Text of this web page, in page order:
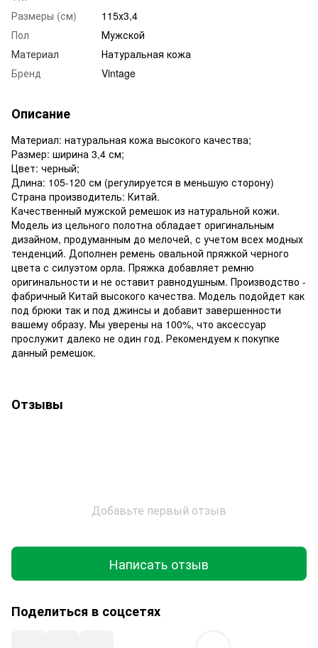
Размеры (см)
115х3,4
Пол
Мужской
Материал
Натуральная кожа
Бренд
Vintage
Описание
Материал: натуральная кожа высокого качества;
Размер: ширина 3,4 см;
Цвет: черный;
Длина: 105-120 см (регулируется в меньшую сторону)
Страна производитель: Китай.
Качественный мужской ремешок из натуральной кожи.
Модель из цельного полотна обладает оригинальным
дизайном, продуманным до мелочей, с учетом всех модных
тенденций. Дополнен ремень овальной пряжкой черного
цвета с силуэтом орла. Пряжка добавляет ремню
оригинальности и не оставит равнодушным. Производство -
фабричный Китай высокого качества. Модель подойдет как
под брюки так и под джинсы и добавит завершенности
вашему образу. Мы уверены на 100%, что аксессуар
прослужит далеко не один год. Рекомендуем к покупке
данный ремешок.
Отзывы
Добавьте первый отзыв
Написать отзыв
Поделиться в соцсетях